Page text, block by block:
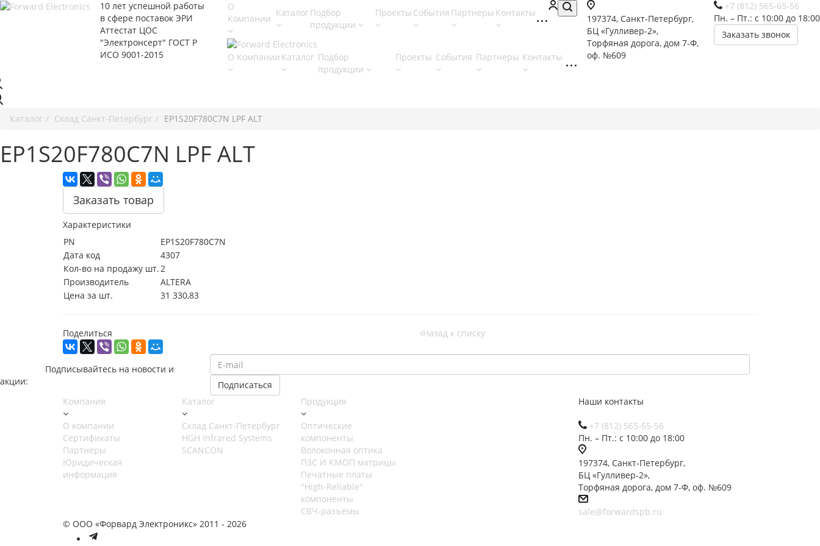
10 лет успешной работы
в сфере поставок ЭРИ
Аттестат ЦОС
"Электронсерт" ГОСТ Р
ИСО 9001-2015
+7 (812) 565-65-56
Пн. – Пт.: с 10:00 до 18:00
Заказать звонок
197374, Санкт-Петербург,
БЦ «Гулливер-2»,
Торфяная дорога, дом 7-Ф,
оф. №609
О
Компании
КаталогПодбор
продукции
Проекты События Партнеры Контакты
О Компании Каталог Подбор
продукции
Проекты События Партнеры Контакты
Каталог Cклад Санкт-Петербург EP1S20F780C7N LPF ALT
EP1S20F780C7N LPF ALT
Заказать товар
Характеристики
PN
EP1S20F780C7N
Дата код
4307
Кол-во на продажу шт.2
Производитель
ALTERA
Цена за шт.
31 330,83
Поделиться Назад к списку
Подписывайтесь на новости и
акции:
Компания
О компании
Сертификаты
Партнеры
Юридическая
информация
Каталог
Cклад Санкт-Петербург
HGH Infrared Systems
SCANCON
Продукция
Оптические
компоненты
Волоконная оптика
ПЗС И КМОП матрицы
Печатные платы
"High-Reliable"
компоненты
СВЧ-разъёмы
Наши контакты
+7 (812) 565-65-56
Пн. – Пт.: с 10:00 до 18:00
197374, Санкт-Петербург,
БЦ «Гулливер-2»,
Торфяная дорога, дом 7-Ф, оф. №609
sale@forwardspb.ru
© ООО «Форвард Электроникс» 2011 - 2026